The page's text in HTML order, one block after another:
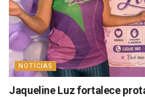
NOTÍCIAS
Jaqueline Luz fortalece